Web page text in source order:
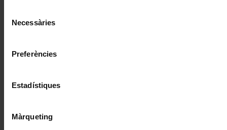
Necessàries
Preferències
Estadístiques
Màrqueting